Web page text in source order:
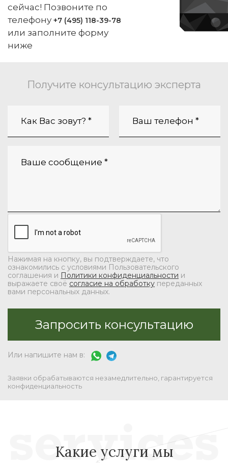
сейчас! Позвоните по
телефону +7 (495) 118-39-78
или заполните форму
ниже
Получите консультацию эксперта
Нажимая на кнопку, вы подтверждаете, что
ознакомились с условиями Пользовательского
соглашения и Политики конфиденциальности и
выражаете своё согласие на обработкупереданных
вами персональных данных.
Или напишите нам в:
Заявки обрабатываются незамедлительно, гарантируется
конфиденциальность
Какие услуги мы